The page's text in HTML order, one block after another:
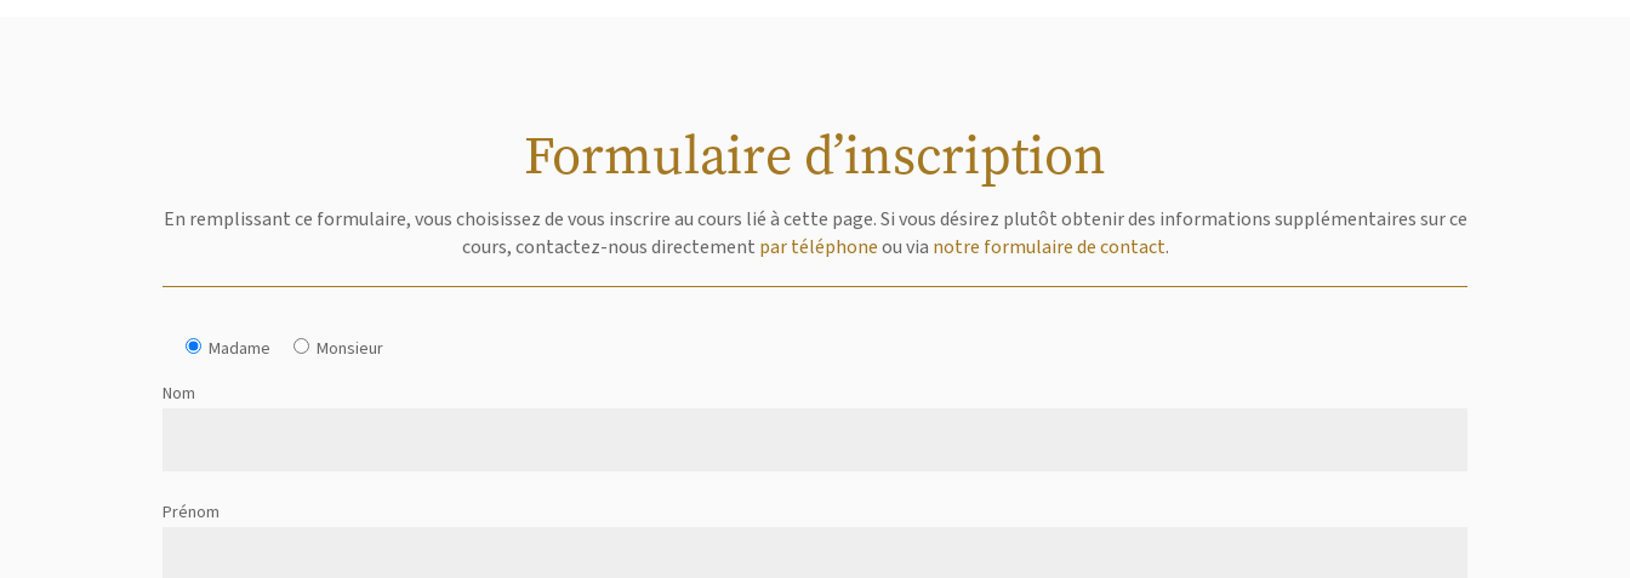
Formulaire d’inscription
En remplissant ce formulaire, vous choisissez de vous inscrire au cours lié à cette page. Si vous désirez plutôt obtenir des informations supplémentaires sur ce
cours, contactez-nous directement par téléphoneou via notre formulaire de contact.
Madame
Monsieur
Nom
Prénom